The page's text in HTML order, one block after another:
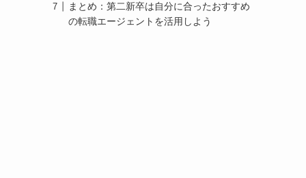
まとめ：第二新卒は自分に合ったおすすめ
の転職エージェントを活用しよう